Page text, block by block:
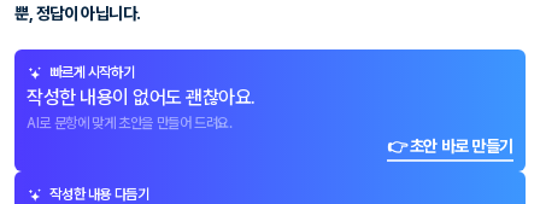
뿐, 정답이 아닙니다.
빠르게 시작하기
작성한 내용이 없어도 괜찮아요.
AI로 문항에 맞게 초안을 만들어 드려요.
👉 초안 바로 만들기
작성한 내용 다듬기